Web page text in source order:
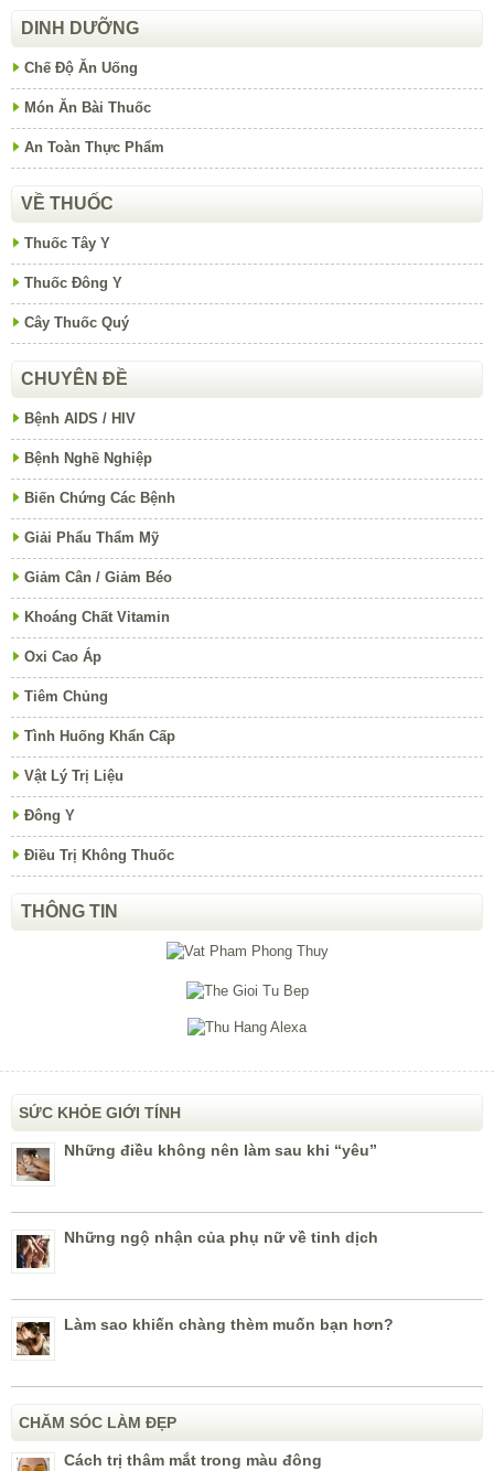
DINH DƯỠNG
Chế Độ Ăn Uống
Món Ăn Bài Thuốc
An Toàn Thực Phẩm
VỀ THUỐC
Thuốc Tây Y
Thuốc Đông Y
Cây Thuốc Quý
CHUYÊN ĐỀ
Bệnh AIDS / HIV
Bệnh Nghề Nghiệp
Biến Chứng Các Bệnh
Giải Phẩu Thẩm Mỹ
Giảm Cân / Giảm Béo
Khoáng Chất Vitamin
Oxi Cao Áp
Tiêm Chủng
Tình Huống Khẩn Cấp
Vật Lý Trị Liệu
Đông Y
Điều Trị Không Thuốc
THÔNG TIN
SỨC KHỎE GIỚI TÍNH
Những điều không nên làm sau khi “yêu”
Những ngộ nhận của phụ nữ về tinh dịch
Làm sao khiến chàng thèm muốn bạn hơn?
CHĂM SÓC LÀM ĐẸP
Cách trị thâm mắt trong màu đông